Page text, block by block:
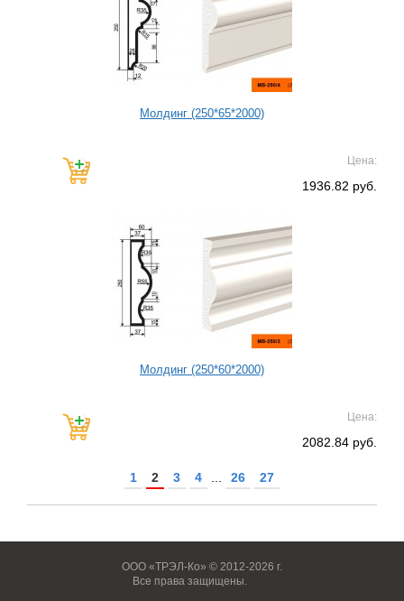
Молдинг (250*65*2000)
Цена:
1936.82 руб.
Молдинг (250*60*2000)
Цена:
2082.84 руб.
1 2 3 4 26 27
ООО «ТРЭЛ-Ко» © 2012-2026 г.
Все права защищены.